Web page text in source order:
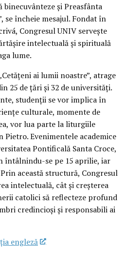
binecuvânteze și Preasfânta
se încheie mesajul. Fondat în
Congresul UNIV servește
intelectuală și spirituală
lume.
ai lumii noastre”, atrage
25 de țări și 32 de universități.
studenții se vor implica în
culturale, momente de
vor lua parte la liturgiile
Pietro. Evenimentele academice
Pontificală Santa Croce,
întâlnindu-se pe 15 aprilie, iar
această structură, Congresul
intelectuală, cât și creșterea
catolici să reflecteze profund
credincioși și responsabili ai
engleză